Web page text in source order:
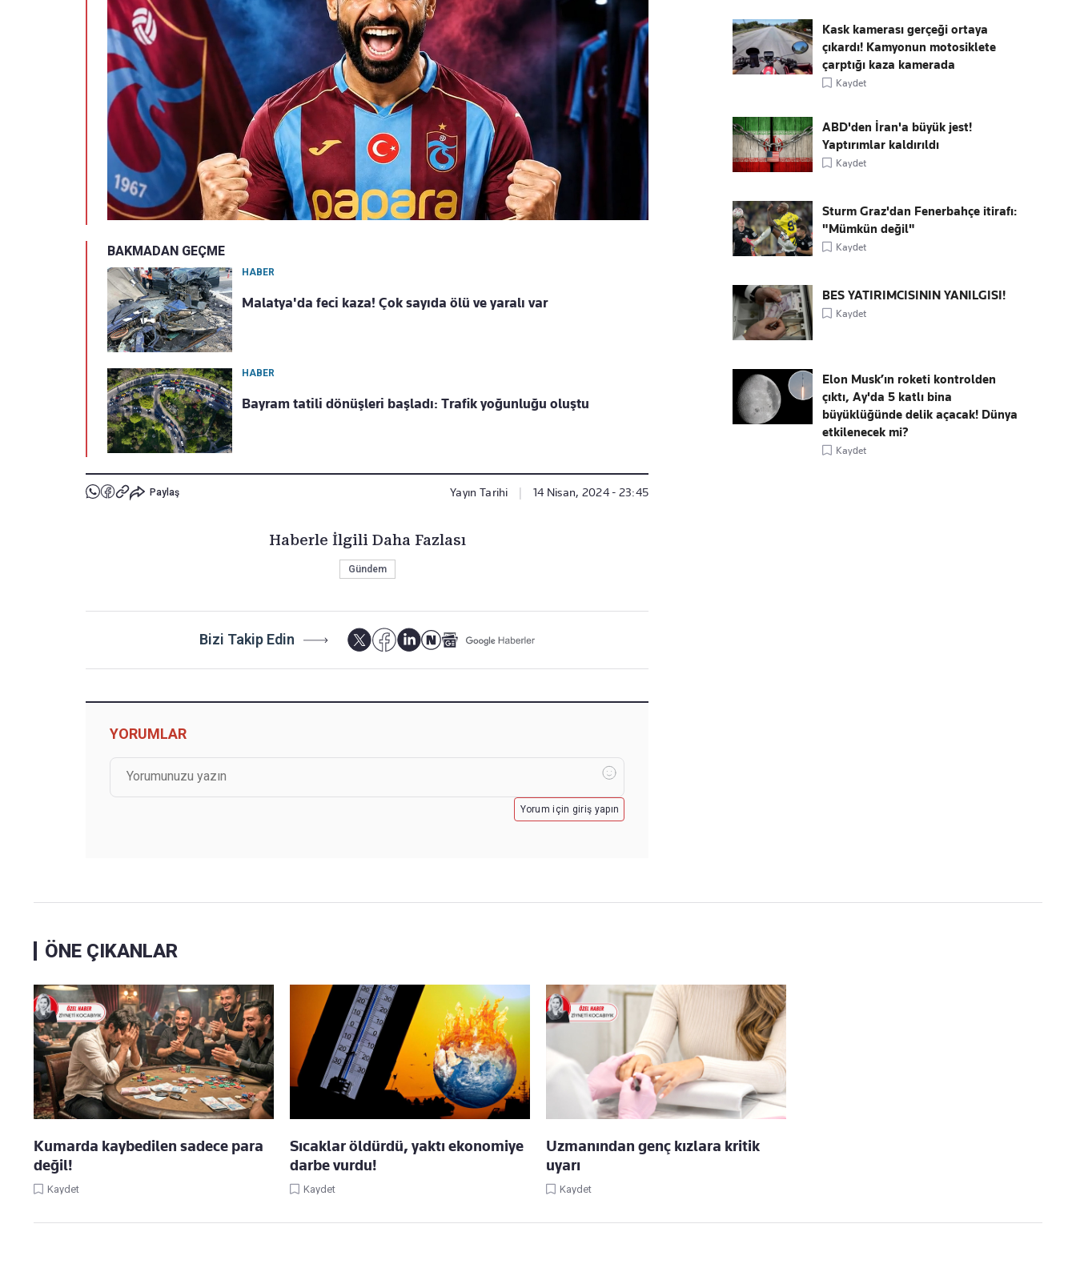
BAKMADAN GEÇME
HABER
Malatya'da feci kaza! Çok sayıda ölü ve yaralı var
HABER
Bayram tatili dönüşleri başladı: Trafik yoğunluğu oluştu
Paylaş Yayın Tarihi 14 Nisan, 2024 - 23:45
Haberle İlgili Daha Fazlası
Gündem
Bizi Takip Edin
YORUMLAR
Yorum için giriş yapın
Kask kamerası gerçeği ortaya
çıkardı! Kamyonun motosiklete
çarptığı kaza kamerada
Kaydet
ABD'den İran'a büyük jest!
Yaptırımlar kaldırıldı
Kaydet
Sturm Graz'dan Fenerbahçe itirafı:
"Mümkün değil"
Kaydet
BES YATIRIMCISININ YANILGISI!
Kaydet
Elon Musk’ın roketi kontrolden
çıktı, Ay'da 5 katlı bina
büyüklüğünde delik açacak! Dünya
etkilenecek mi?
Kaydet
ÖNE ÇIKANLAR
Kumarda kaybedilen sadece para
değil!
Kaydet
Sıcaklar öldürdü, yaktı ekonomiye
darbe vurdu!
Kaydet
Uzmanından genç kızlara kritik
uyarı
Kaydet